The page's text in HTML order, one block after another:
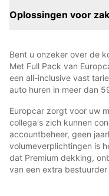
Oplossingen voor
Bent u onzeker over de
Met Full Pack van
een all-inclusive vast
auto huren in meer dan
Europcar zorgt voor uw
collega's zich kunnen
accountbeheer, geen
volumeverplichtingen is
dat Premium dekking,
van een extra bestuurder